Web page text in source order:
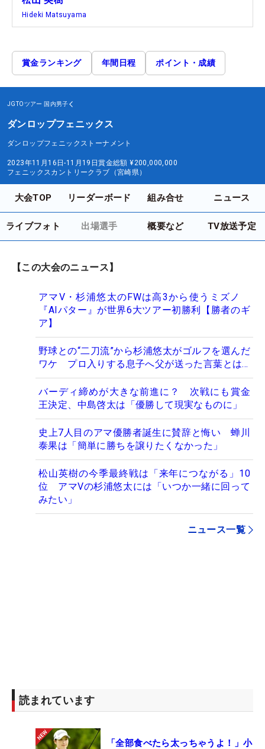
Hideki Matsuyama
賞金ランキング 年間日程 ポイント・成績
JGTOツアー 国内男子
ダンロップフェニックス
ダンロップフェニックストーナメント
2023年11月16日-11月19日賞金総額 ¥200,000,000
フェニックスカントリークラブ（宮崎県）
大会TOP リーダーボード 組み合せ ニュース
ライブフォト 出場選手 概要など TV放送予定
【この大会のニュース】
アマV・杉浦悠太のFWは高3から使うミズノ
『AIパター』が世界6大ツアー初勝利【勝者のギ
ア】
野球との“二刀流”から杉浦悠太がゴルフを選んだ
ワケ プロ入りする息子へ父が送った言葉とは…
バーディ締めが大きな前進に？ 次戦にも賞金
王決定、中島啓太は「優勝して現実なものに」
史上7人目のアマ優勝者誕生に賛辞と悔い 蝉川
泰果は「簡単に勝ちを譲りたくなかった」
松山英樹の今季最終戦は「来年につながる」10
位 アマVの杉浦悠太には「いつか一緒に回って
みたい」
ニュース一覧
読まれています
「全部食べたら太っちゃうよ！」小